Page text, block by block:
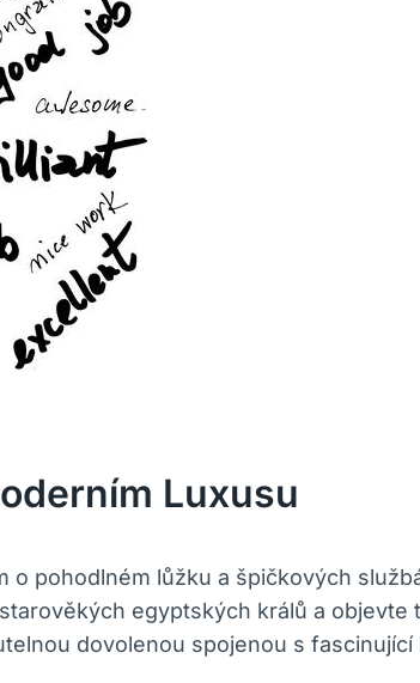
Luxusu
pohodlném lůžku a špičkových
egyptských králů a
dovolenou spojenou s fascinující